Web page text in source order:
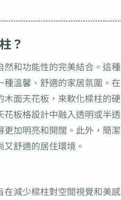
？
和功能性的完美結合。這種
溫馨、舒適的家居氛圍。在
面天花板，來軟化樑柱的硬
板格設計中融入透明或半透
加明亮和開闊。此外，簡潔
舒適的居住環境。
減少樑柱對空間視覺和美感